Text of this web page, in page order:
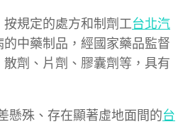
規定的處方和制劑工台北汽
中藥制品，經國家藥品監督
劑、片劑、膠囊劑等，具有
懸殊、存在顯著虛地面間的台